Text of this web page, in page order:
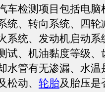
检测项目包括电脑
统、转向系统、四轮
系统、发动机启动系
试、机油黏度等级、
水管有无渗漏、水温
松动、 轮胎及胎压是